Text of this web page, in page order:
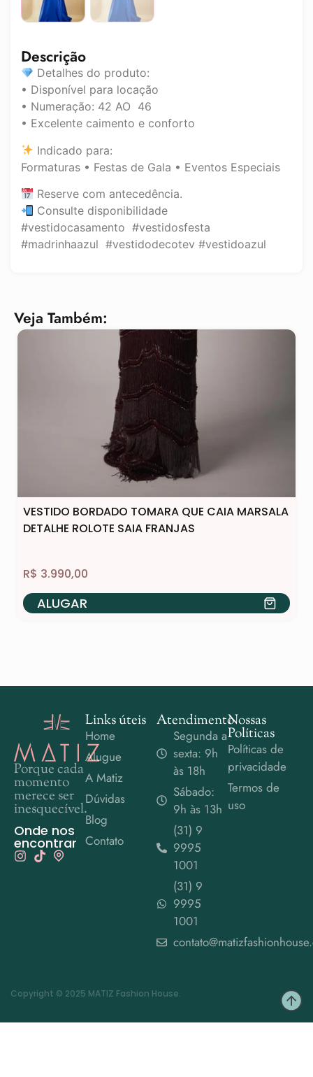
Descrição
Detalhes do produto:
• Disponível para locação
• Numeração: 42 AO 46
• Excelente caimento e conforto
Indicado para:
Formaturas • Festas de Gala • Eventos Especiais
Reserve com antecedência.
Consulte disponibilidade
#vestidocasamento #vestidosfesta
#madrinhaazul #vestidodecotev #vestidoazul
Veja Também:
VESTIDO BORDADO TOMARA QUE CAIA MARSALA
DETALHE ROLOTE SAIA FRANJAS
R$ 3.990,00
ALUGAR
Porque cada
momento
merece ser
inesquecível.
Onde nos
encontrar
Links úteis
Home
Alugue
A Matiz
Dúvidas
Blog
Contato
Atendimento
Segunda a
sexta: 9h
às 18h
Sábado:
9h às 13h
(31) 9
9995
1001
(31) 9
9995
1001
Nossas
Políticas
Políticas de
privacidade
Termos de
uso
Copyright © 2025 MATIZ Fashion House.